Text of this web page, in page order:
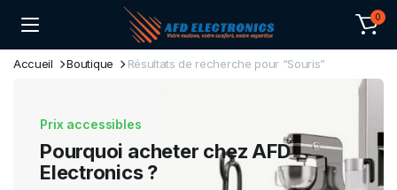
0
Accueil Boutique Résultats de recherche pour “Souris”
Prix accessibles
Pourquoi acheter chez AFD
Electronics ?